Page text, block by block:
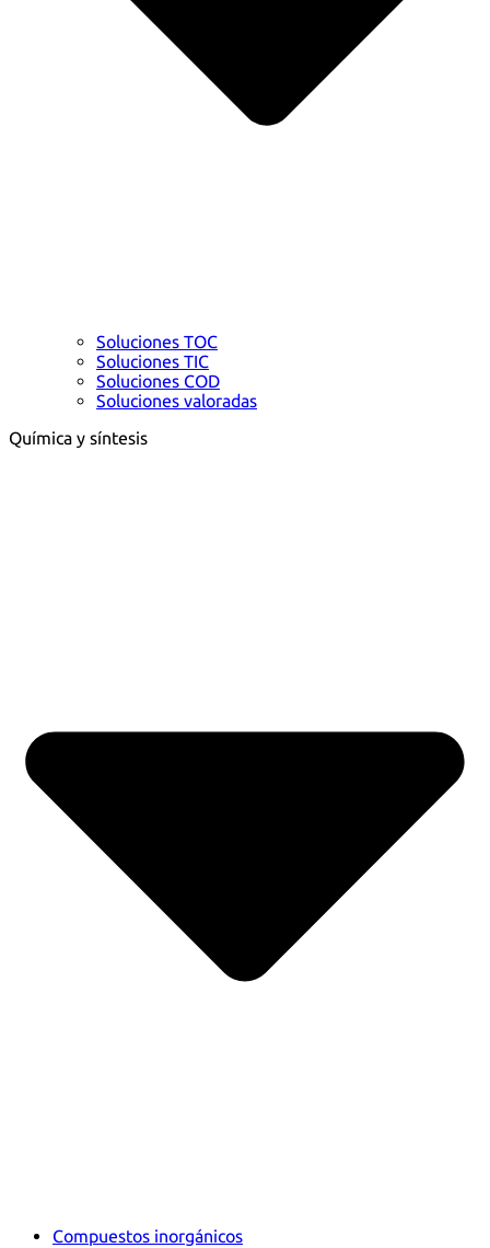
Soluciones TOC
Soluciones TIC
Soluciones COD
Soluciones valoradas
Química y síntesis
Compuestos inorgánicos